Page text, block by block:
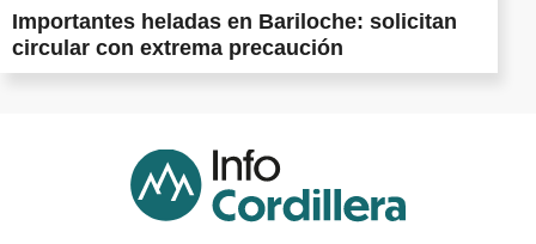
Importantes heladas en Bariloche: solicitan
circular con extrema precaución